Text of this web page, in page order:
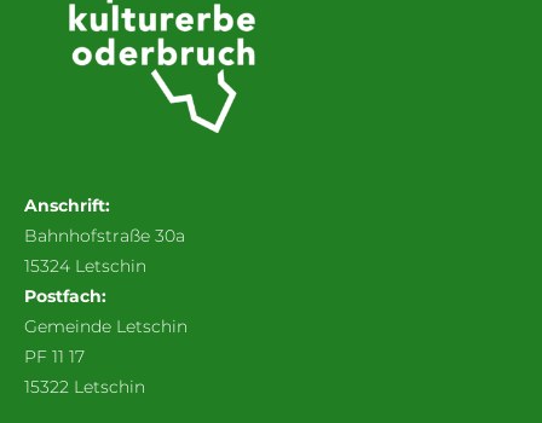
Anschrift:
Bahnhofstraße 30a
15324 Letschin
Postfach:
Gemeinde Letschin
PF 11 17
15322 Letschin